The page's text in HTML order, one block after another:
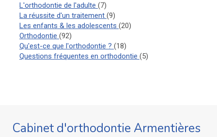
L'orthodontie de l'adulte (7)
La réussite d'un traitement (9)
Les enfants & les adolescents (20)
Orthodontie (92)
Qu'est-ce que l'orthodontie ? (18)
Questions fréquentes en orthodontie (5)
Cabinet d'orthodontie Armentières